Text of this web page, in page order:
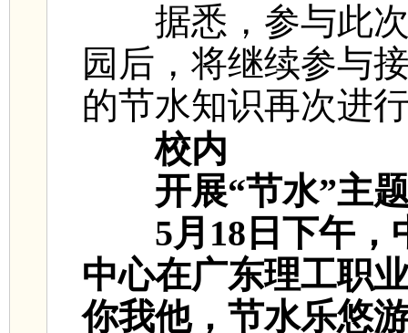
据悉，参与此次
园后，将继续参与
的节水知识再次进
校内
开展“节水”主
5月18日下午
中心在广东理工职
你我他，节水乐悠